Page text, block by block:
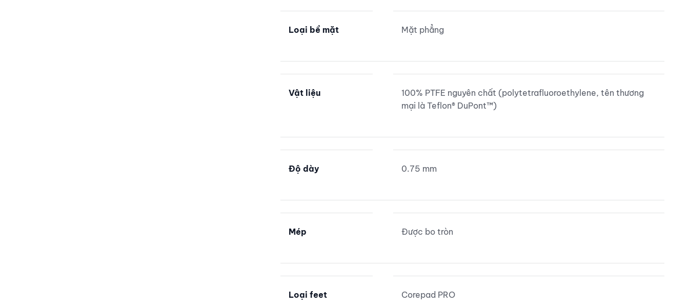
Loại bề mặt Mặt phẳng
Vật liệu
100% PTFE nguyên chất (polytetrafluoroethylene, tên thương
mại là Teflon® DuPont™)
Độ dày 0.75 mm
Mép Được bo tròn
Loại feet Corepad PRO